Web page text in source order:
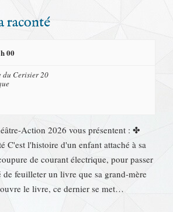
raconté
00
du Cerisier 20
Action 2026 vous présentent : ✤
C'est l'histoire d'un enfant attaché à sa
de courant électrique, pour passer
feuilleter un livre que sa grand-mère
le livre, ce dernier se met…